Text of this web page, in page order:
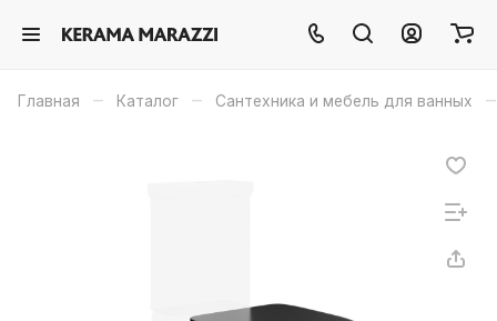
Главная – Каталог – Сантехника и мебель для ванных –